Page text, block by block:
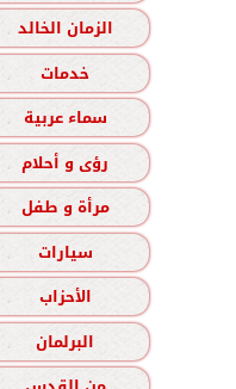
الزمان الخالد
خدمات
سماء عربية
رؤى و أحلام
مرأة و طفل
سيارات
الأحزاب
البرلمان